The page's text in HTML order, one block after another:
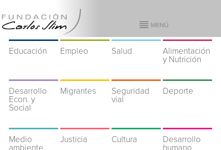
Educación Empleo Salud
Alimentación
y Nutrición
Desarrollo
Econ. y
Social
Migrantes
Seguridad
vial
Deporte
Medio
ambiente
Justicia Cultura
Desarrollo
humano